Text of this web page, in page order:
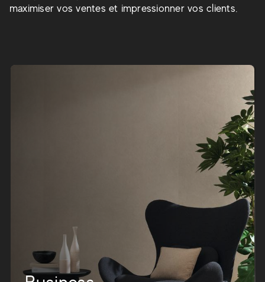
maximiser vos ventes et impressionner vos clients.